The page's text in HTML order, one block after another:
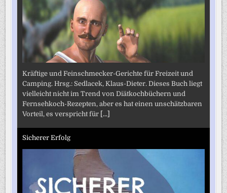
Kräftige und Feinschmecker-Gerichte für Freizeit und
Camping. Hrsg.: Sedlacek, Klaus-Dieter. Dieses Buch liegt
vielleicht nicht im Trend von Diätkochbüchern und
Fernsehkoch-Rezepten, aber es hat einen unschätzbaren
Vorteil, es verspricht für [...]
Sicherer Erfolg